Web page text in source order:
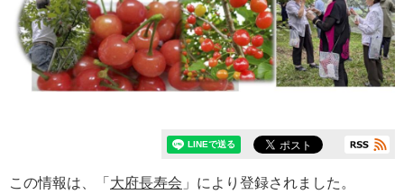
この情報は、「 大府長寿会 」により登録されました。